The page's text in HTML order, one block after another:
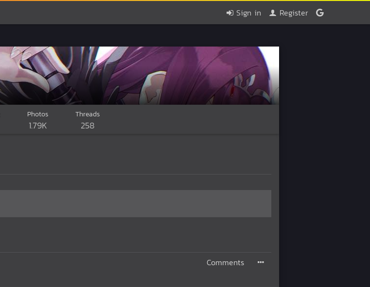
Sign in Register
Photos
1.79K
Threads
258
Comments